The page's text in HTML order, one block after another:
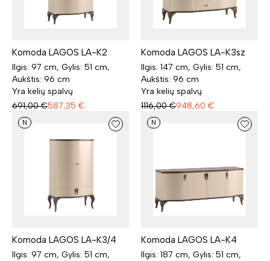
Komoda LAGOS LA-K2
Ilgis: 97 cm, Gylis: 51 cm,
Aukštis: 96 cm
Yra kelių spalvų
691,00 €587,35 €
Komoda LAGOS LA-K3sz
Ilgis: 147 cm, Gylis: 51 cm,
Aukštis: 96 cm
Yra kelių spalvų
1116,00 €948,60 €
N
Komoda LAGOS LA-K3/4
Ilgis: 97 cm, Gylis: 51 cm,
N
Komoda LAGOS LA-K4
Ilgis: 187 cm, Gylis: 51 cm,